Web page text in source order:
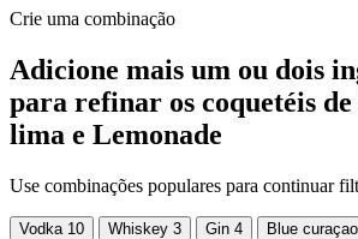
Crie uma combinação
Adicione mais um ou dois
para refinar os coquetéis
lima e Lemonade
Use combinações populares para continuar
Vodka 10 Whiskey 3 Gin 4 Blue curaçao